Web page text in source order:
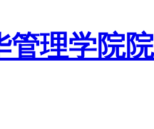
管理学院